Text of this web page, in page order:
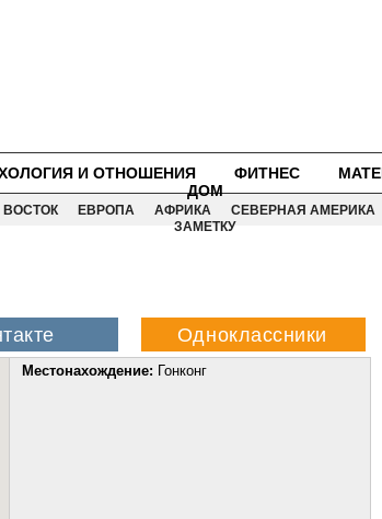
И ОТНОШЕНИЯ ФИТНЕС
ДОМ
ЕВРОПА АФРИКА СЕВЕРНАЯ АМЕРИКА
ЗАМЕТКУ
Местонахождение: Гонконг